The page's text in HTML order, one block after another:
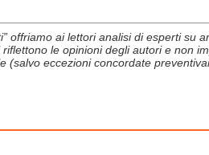
offriamo ai lettori analisi di esperti su
le opinioni degli autori e non
(salvo eccezioni concordate